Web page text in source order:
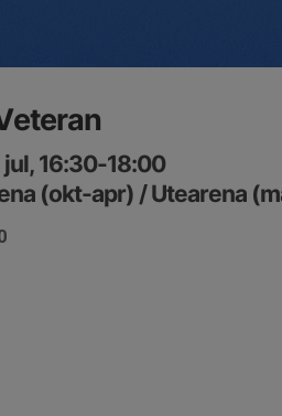
16:30-18:00
(okt-apr) / Utearena